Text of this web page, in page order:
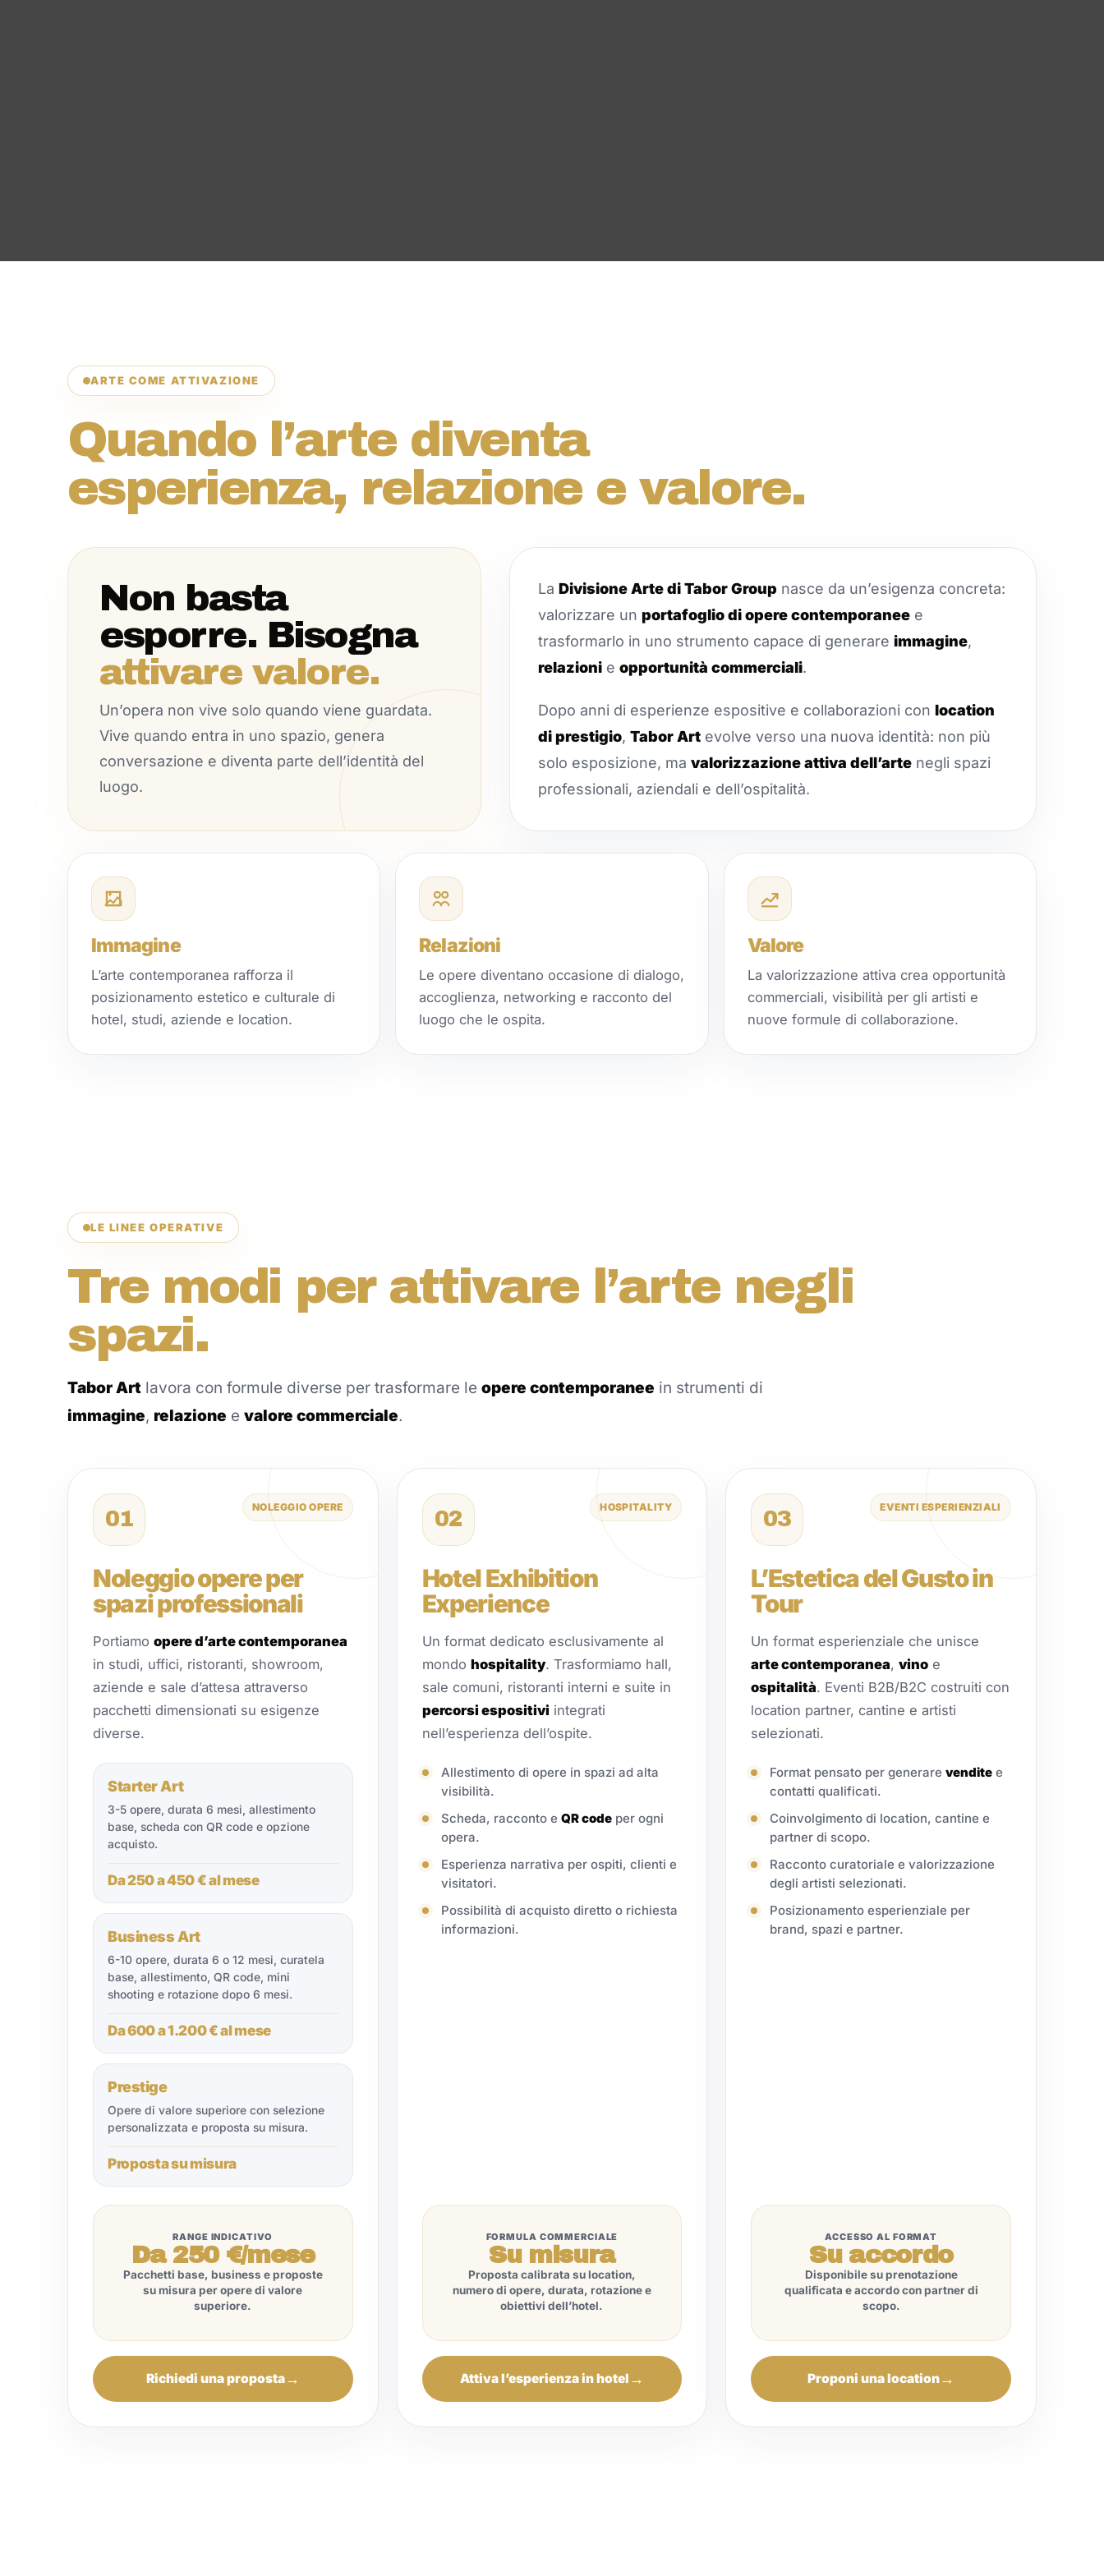
ARTE COME ATTIVAZIONE
Quando l’arte diventa
esperienza, relazione e valore.
Non basta
esporre. Bisogna
attivare valore.
Un’opera non vive solo quando viene guardata.
Vive quando entra in uno spazio, genera
conversazione e diventa parte dell’identità del
luogo.
LaDivisione Arte di Tabor Group nasce da un’esigenza concreta:
valorizzare unportafoglio di opere contemporanee e
trasformarlo in uno strumento capace di generareimmagine,
relazioni eopportunità commerciali.
Dopo anni di esperienze espositive e collaborazioni conlocation
di prestigio,Tabor Art evolve verso una nuova identità: non più
solo esposizione, mavalorizzazione attiva dell’arte negli spazi
professionali, aziendali e dell’ospitalità.
Immagine
L’arte contemporanea rafforza il
posizionamento estetico e culturale di
hotel, studi, aziende e location.
Relazioni
Le opere diventano occasione di dialogo,
accoglienza, networking e racconto del
luogo che le ospita.
Valore
La valorizzazione attiva crea opportunità
commerciali, visibilità per gli artisti e
nuove formule di collaborazione.
LE LINEE OPERATIVE
Tre modi per attivare l’arte negli
spazi.
Tabor Art lavora con formule diverse per trasformare le opere contemporanee in strumenti di
immagine, relazione e valore commerciale.
01 NOLEGGIO OPERE
Noleggio opere per
spazi professionali
Portiamo opere d’arte contemporanea
in studi, uffici, ristoranti, showroom,
aziende e sale d’attesa attraverso
pacchetti dimensionati su esigenze
diverse.
Starter Art
3-5 opere, durata 6 mesi, allestimento
base, scheda con QR code e opzione
acquisto.
Da 250 a 450 € al mese
Business Art
6-10 opere, durata 6 o 12 mesi, curatela
base, allestimento, QR code, mini
shooting e rotazione dopo 6 mesi.
Da 600 a 1.200 € al mese
Prestige
Opere di valore superiore con selezione
personalizzata e proposta su misura.
Proposta su misura
RANGE INDICATIVO
Da 250 €/mese
Pacchetti base, business e proposte
su misura per opere di valore
superiore.
Richiedi una proposta
02 HOSPITALITY
Hotel Exhibition
Experience
Un format dedicato esclusivamente al
mondo hospitality. Trasformiamo hall,
sale comuni, ristoranti interni e suite in
percorsi espositivi integrati
nell’esperienza dell’ospite.
Allestimento di opere in spazi ad alta
visibilità.
Scheda, racconto e QR codeper ogni
opera.
Esperienza narrativa per ospiti, clienti e
visitatori.
Possibilità di acquisto diretto o richiesta
informazioni.
FORMULA COMMERCIALE
Su misura
Proposta calibrata su location,
numero di opere, durata, rotazione e
obiettivi dell’hotel.
Attiva l’esperienza in hotel
03 EVENTI ESPERIENZIALI
L’Estetica del Gusto in
Tour
Un format esperienziale che unisce
arte contemporanea,vino e
ospitalità. Eventi B2B/B2C costruiti con
location partner, cantine e artisti
selezionati.
Format pensato per generarevendite e
contatti qualificati.
Coinvolgimento di location, cantine e
partner di scopo.
Racconto curatoriale e valorizzazione
degli artisti selezionati.
Posizionamento esperienziale per
brand, spazi e partner.
ACCESSO AL FORMAT
Su accordo
Disponibile su prenotazione
qualificata e accordo con partner di
scopo.
Proponi una location